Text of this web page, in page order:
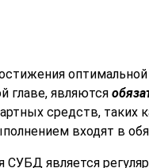
главе, являются
средств, таких
входят в
является